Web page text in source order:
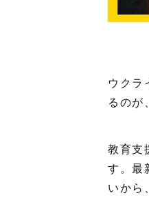
ウクラ
るのが
教育支
す。最
いから